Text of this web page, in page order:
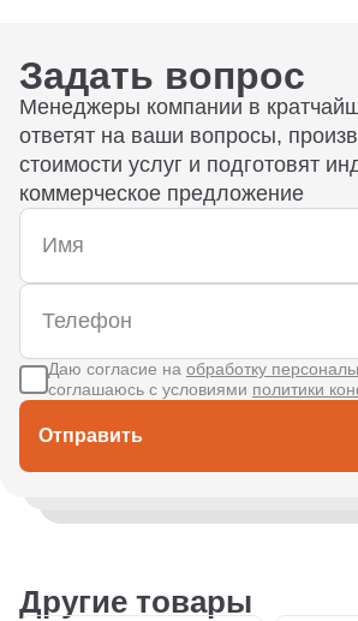
Задать вопрос
Менеджеры компании в
ответят на ваши вопросы,
стоимости услуг и подготовят
коммерческое предложение
Отправить
Даю согласие на обработку
соглашаюсь с условиями политики
Другие товары